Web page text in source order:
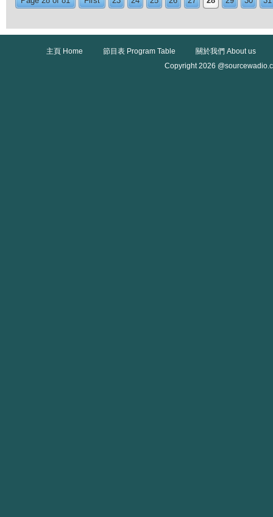
主頁 Home 節目表 Program Table
關於我們 About us
Copyright 2026